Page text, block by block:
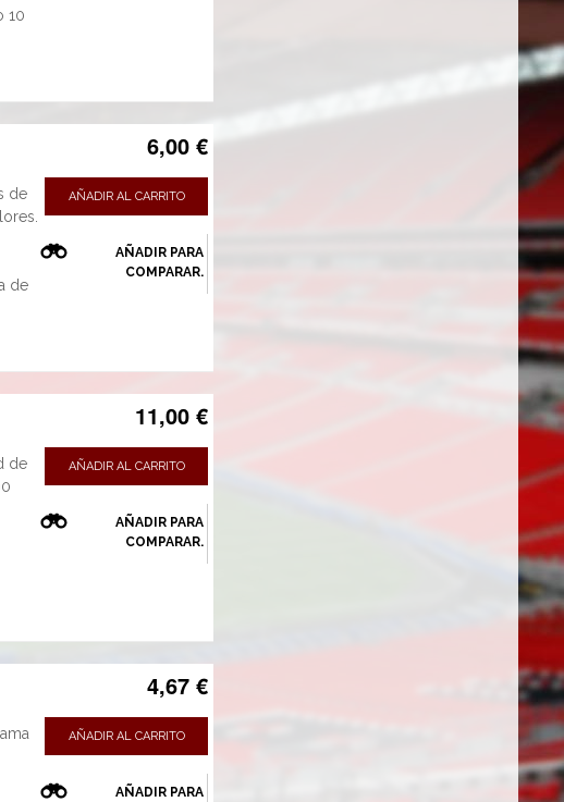
10
6,00 €
AÑADIR AL CARRITO
AÑADIR PARA
COMPARAR.
de
de
11,00 €
AÑADIR AL CARRITO
AÑADIR PARA
COMPARAR.
de
4,67 €
AÑADIR AL CARRITO
AÑADIR PARA